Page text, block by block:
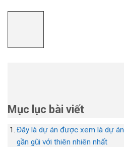
Mục lục bài viết
Đây là dự án được xem là dự án
gần gũi với thiên nhiên nhất